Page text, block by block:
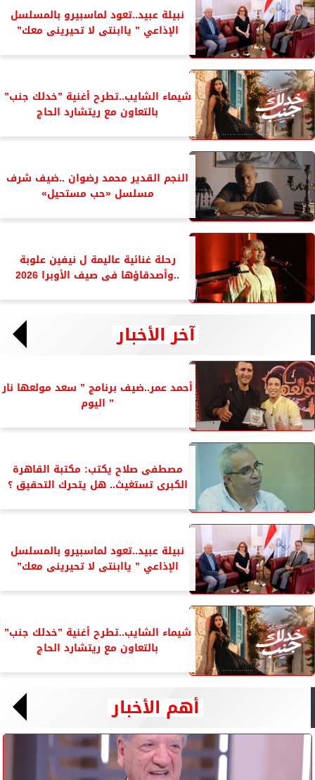
نبيلة عبيد..تعود لماسبيرو بالمسلسل
الإذاعي ” ياابنتى لا تحيرينى معك”
شيماء الشايب..تطرح أغنية ”خدلك جنب”
بالتعاون مع ريتشارد الحاج
النجم القدير محمد رضوان ..ضيف شرف
مسلسل «حب مستحيل»
رحلة غنائية عاليمة ل نيفين علوبة
..وأصدقاؤها فى صيف الأوبرا 2026
آخر الأخبار
أحمد عمر..ضيف برنامج ” سعد مولعها نار
” اليوم
مصطفى صلاح يكتب: مكتبة القاهرة
الكبرى تستغيث.. هل يتحرك التحقيق ؟
نبيلة عبيد..تعود لماسبيرو بالمسلسل
الإذاعي ” ياابنتى لا تحيرينى معك”
شيماء الشايب..تطرح أغنية ”خدلك جنب”
بالتعاون مع ريتشارد الحاج
أهم الأخبار